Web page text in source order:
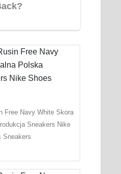
Free Navy White Skora
Sneakers Nike
Sneakers